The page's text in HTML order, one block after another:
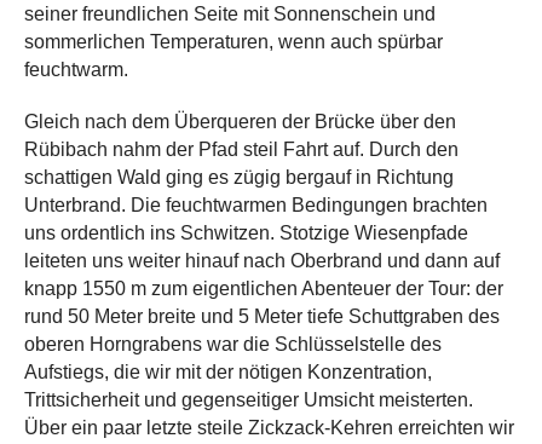
seiner freundlichen Seite mit Sonnenschein und
sommerlichen Temperaturen, wenn auch spürbar
feuchtwarm.
Gleich nach dem Überqueren der Brücke über den
Rübibach nahm der Pfad steil Fahrt auf. Durch den
schattigen Wald ging es zügig bergauf in Richtung
Unterbrand. Die feuchtwarmen Bedingungen brachten
uns ordentlich ins Schwitzen. Stotzige Wiesenpfade
leiteten uns weiter hinauf nach Oberbrand und dann auf
knapp 1550 m zum eigentlichen Abenteuer der Tour: der
rund 50 Meter breite und 5 Meter tiefe Schuttgraben des
oberen Horngrabens war die Schlüsselstelle des
Aufstiegs, die wir mit der nötigen Konzentration,
Trittsicherheit und gegenseitiger Umsicht meisterten.
Über ein paar letzte steile Zickzack-Kehren erreichten wir